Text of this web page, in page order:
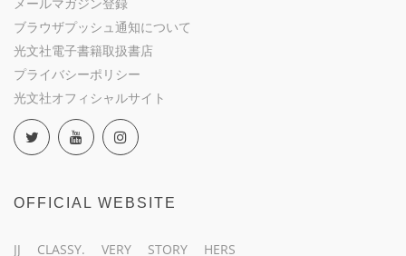
ブラウザプッシュ通知について
光文社電子書籍取扱書店
プライバシーポリシー
光文社オフィシャルサイト
OFFICIAL WEBSITE
JJ CLASSY. VERY STORY HERS